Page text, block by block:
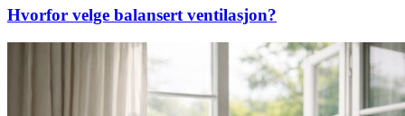
Hvorfor velge balansert ventilasjon?